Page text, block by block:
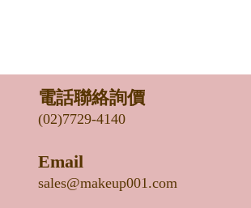
電話聯絡詢價
(02)7729-4140
Email
sales@makeup001.com